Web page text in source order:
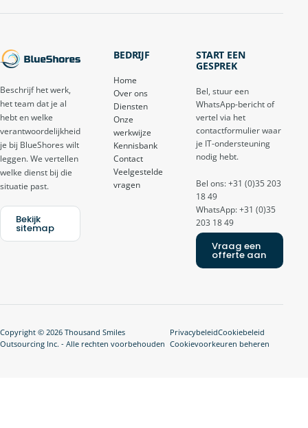
Beschrijf het werk,
het team dat je al
hebt en welke
verantwoordelijkheid
je bij BlueShores wilt
leggen. We vertellen
welke dienst bij die
situatie past.
Bekijk
sitemap
BEDRIJF
Home
Over ons
Diensten
Onze
werkwijze
Kennisbank
Contact
Veelgestelde
vragen
START EEN
GESPREK
Bel, stuur een
WhatsApp-bericht of
vertel via het
contactformulier waar
je IT-ondersteuning
nodig hebt.
Bel ons: +31 (0)35 203
18 49
WhatsApp: +31 (0)35
203 18 49
Vraag een
offerte aan
Copyright © 2026 Thousand Smiles
Outsourcing Inc. - Alle rechten voorbehouden
PrivacybeleidCookiebeleid
Cookievoorkeuren beheren